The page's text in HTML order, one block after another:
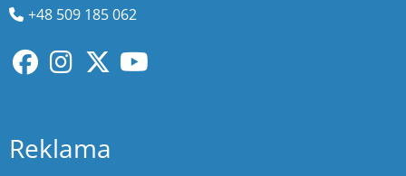
+48 509 185 062
Reklama